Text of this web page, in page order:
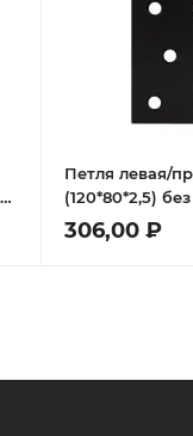
Петля левая/
(120*80*2,5)
Левая
306,00 ₽